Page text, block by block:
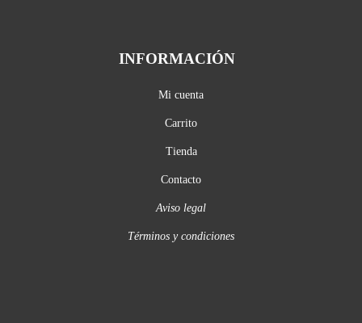
INFORMACIÓN
Mi cuenta
Carrito
Tienda
Contacto
Aviso legal
Términos y condiciones